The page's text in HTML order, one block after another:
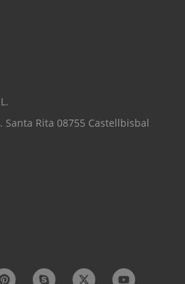
Santa Rita 08755 Castellbisbal